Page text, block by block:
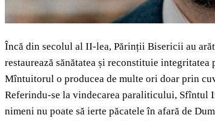
Încă din secolul al II-lea, Părinții Bisericii au
restaurează sănătatea și reconstituie
Mîntuitorul o producea de multe ori doar prin
Referindu-se la vindecarea paraliticului, Sfîntul
nimeni nu poate să ierte păcatele în afară de